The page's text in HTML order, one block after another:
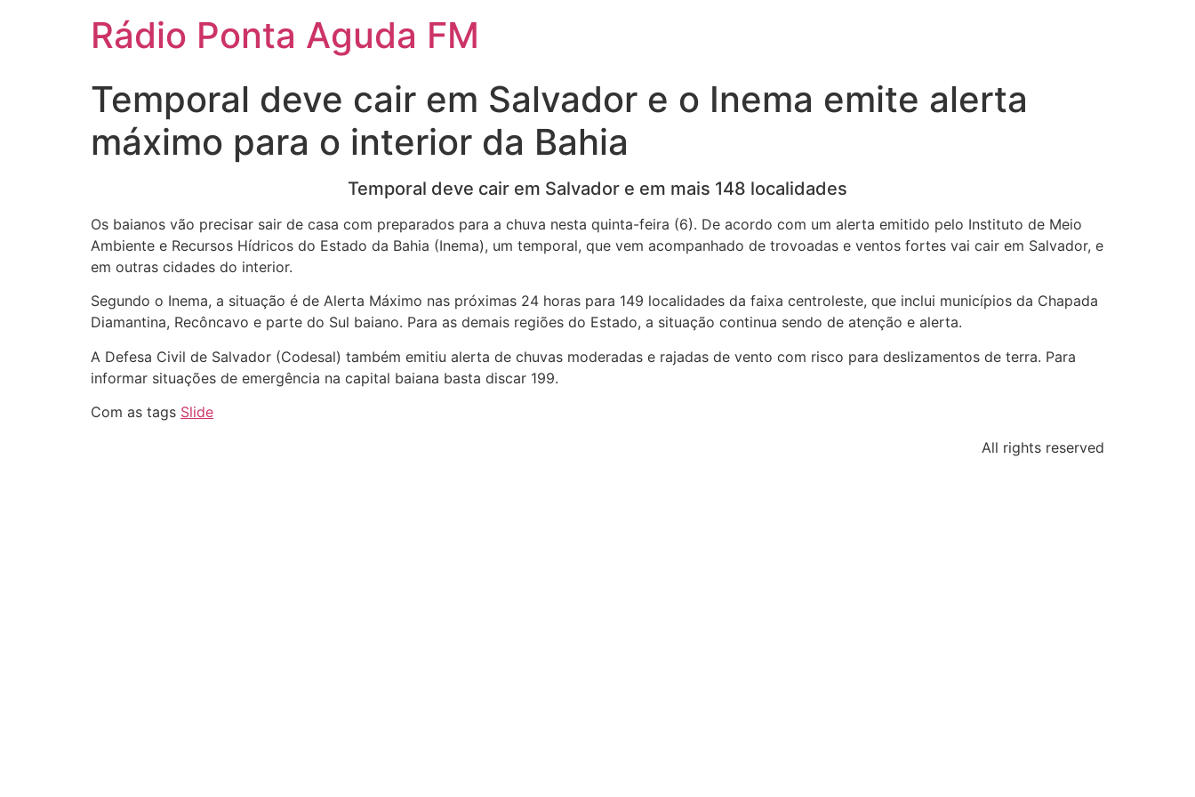
Rádio Ponta Aguda FM
Temporal deve cair em Salvador e o Inema emite alerta
máximo para o interior da Bahia
Temporal deve cair em Salvador e em mais 148 localidades
Os baianos vão precisar sair de casa com preparados para a chuva nesta quinta-feira (6). De acordo com um alerta emitido pelo Instituto de Meio
Ambiente e Recursos Hídricos do Estado da Bahia (Inema), um temporal, que vem acompanhado de trovoadas e ventos fortes vai cair em Salvador, e
em outras cidades do interior.
Segundo o Inema, a situação é de Alerta Máximo nas próximas 24 horas para 149 localidades da faixa centroleste, que inclui municípios da Chapada
Diamantina, Recôncavo e parte do Sul baiano. Para as demais regiões do Estado, a situação continua sendo de atenção e alerta.
A Defesa Civil de Salvador (Codesal) também emitiu alerta de chuvas moderadas e rajadas de vento com risco para deslizamentos de terra. Para
informar situações de emergência na capital baiana basta discar 199.
Com as tags Slide
All rights reserved